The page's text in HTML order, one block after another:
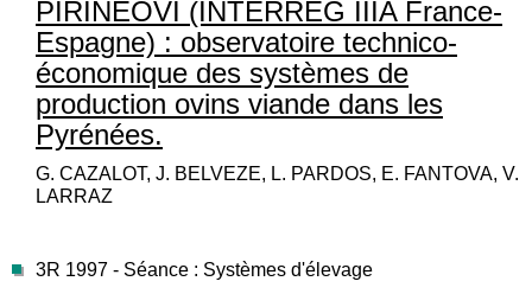
PIRINEOVI (INTERREG IIIA France-
Espagne) : observatoire technico-
économique des systèmes de
production ovins viande dans les
Pyrénées.
G. CAZALOT, J. BELVEZE, L. PARDOS, E. FANTOVA, V.
LARRAZ
3R 1997 - Séance : Systèmes d'élevage